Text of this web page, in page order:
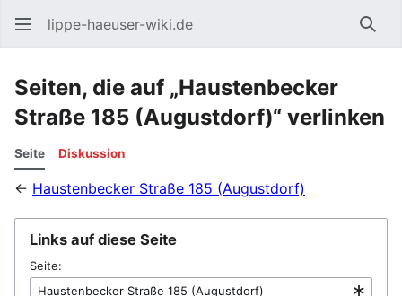
lippe-haeuser-wiki.de
Seiten, die auf „Haustenbecker
Straße 185 (Augustdorf)“ verlinken
Seite Diskussion
← Haustenbecker Straße 185 (Augustdorf)
Links auf diese Seite
Seite: